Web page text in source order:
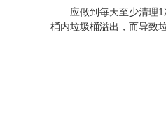
应做到每天至少清理1次
桶内垃圾桶溢出，而导致